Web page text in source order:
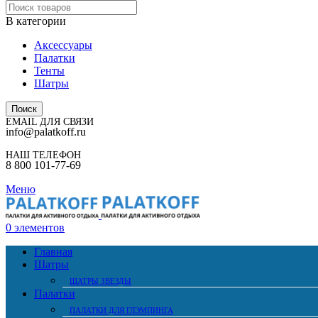
В категории
Аксессуары
Палатки
Тенты
Шатры
Поиск
EMAIL ДЛЯ СВЯЗИ
info@palatkoff.ru
НАШ ТЕЛЕФОН
8 800 101-77-69
Меню
0 элементов
Главная
Шатры
ШАТРЫ ЗВЕЗДЫ
Палатки
ПАЛАТКИ ДЛЯ ГЛЭМПИНГА